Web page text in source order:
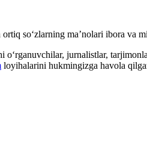
so‘zlarning ma’nolari ibora va
jurnalistlar,
loyihalarini hukmingizga havola